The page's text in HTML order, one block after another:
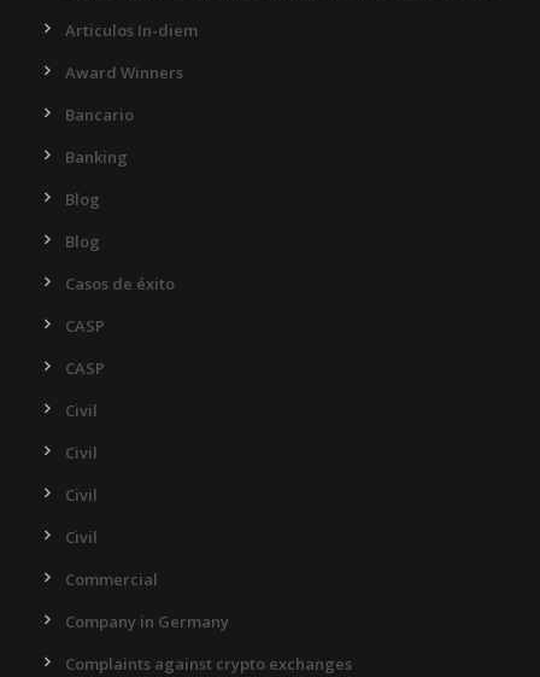
Articulos In-diem
Award Winners
Bancario
Banking
Blog
Blog
Casos de éxito
CASP
CASP
Civil
Civil
Civil
Civil
Commercial
Company in Germany
Complaints against crypto exchanges